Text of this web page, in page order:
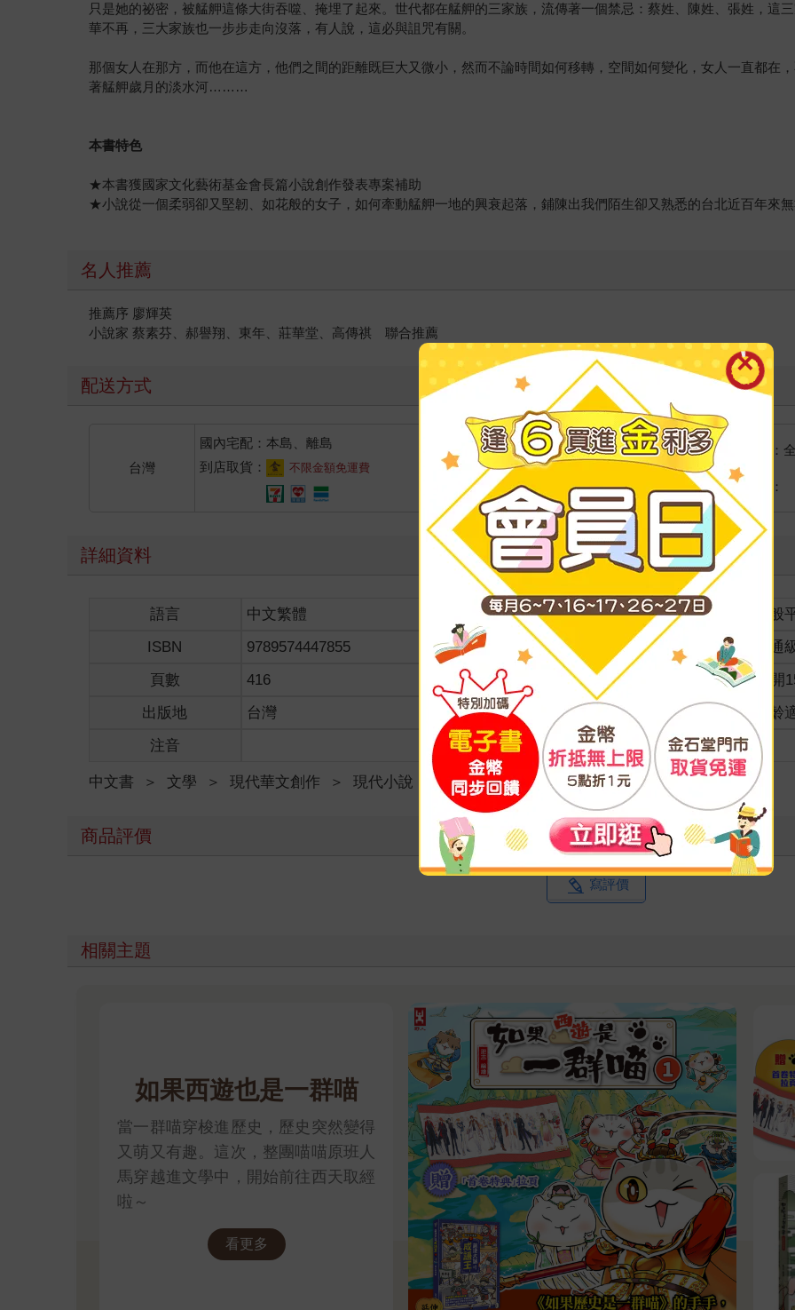
只是她的祕密，被艋舺這條大街吞噬、掩埋了起來。世代都在艋舺的三家族，流傳著一個禁忌：蔡姓、陳姓、張姓，這
華不再，三大家族也一步步走向沒落，有人說，這必與詛咒有關。
那個女人在那方，而他在這方，他們之間的距離既巨大又微小，然而不論時間如何移轉，空間如何變化，女人一直都
著艋舺歲月的淡水河………
本書特色
★本書獲國家文化藝術基金會長篇小說創作發表專案補助
★小說從一個柔弱卻又堅韌、如花般的女子，如何牽動艋舺一地的興衰起落，鋪陳出我們陌生卻又熟悉的台北近百年來
名人推薦
推薦序 廖輝英
小說家 蔡素芬、郝譽翔、東年、莊華堂、高傳祺 聯合推薦
配送方式
台灣
國內宅配：本島、離島
到店取貨：
不限金額免運費 海外
國際快遞：
港澳店取：
詳細資料
語言 中文繁體 裝訂
一般
ISBN
9789574447855 分級
普通
頁數
416
25開
出版地
台灣 適讀年齡
全齡
注音
級別
中文書 ＞ 文學 ＞ 現代華文創作 ＞ 現代小說
商品評價
寫評價
相關主題
如果西遊也是一群喵
當一群喵穿梭進歷史，歷史突然變得
又萌又有趣。這次，整團喵喵原班人
馬穿越進文學中，開始前往西天取經
啦～
看更多